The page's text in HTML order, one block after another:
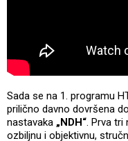
Sada se na 1. programu
prilično davno dovršena
nastavaka „NDH“. Prva tri
ozbiljnu i objektivnu,